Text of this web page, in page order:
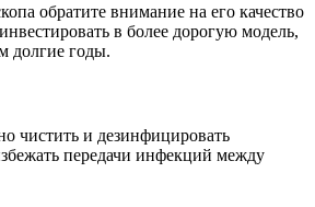
обратите внимание на его качество
в более дорогую модель,
долгие годы.
чистить и дезинфицировать
передачи инфекций между